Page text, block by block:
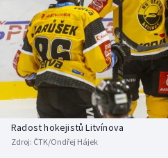
Americký fotbal
Baseball a softbal
Basketbal
Biatlon
NEPŘEHLÉDNĚTE
Soutěže
Historické návraty
Aplikace ČT sport
Radost hokejistů Litvínova
Zdroj: ČTK/Ondřej Hájek